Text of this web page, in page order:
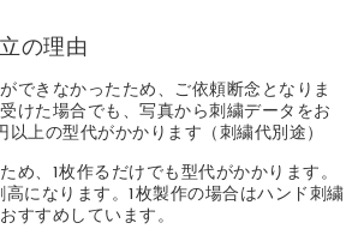
の理由
できなかったため、ご依頼断念となりま
けた場合でも、写真から刺繍データをお
以上の型代がかかります（刺繍代別途）
め、1枚作るだけでも型代がかかります。
高になります。1枚製作の場合はハンド刺繍
すすめしています。